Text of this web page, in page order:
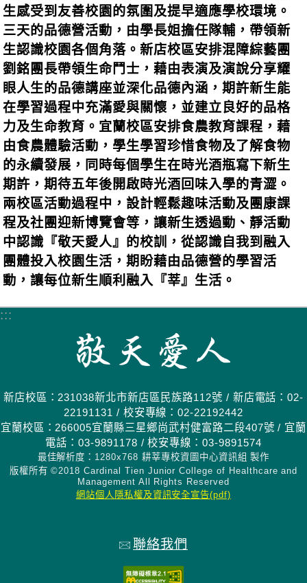
生感受到友善校園的氛圍及提早適應學校環境。
三天的品德營活動，由學長姐擔任隊輔，帶領新
生認識校園各個角落。新店校區安排混障綜藝團
劉銘團長帶領生命鬥士，藉由表演及演說分享耀
眼人生的品德講座並深化品德內涵，期許新生能
在學習過程中充滿愛與關懷，並建立良好的品格
力及生命教育。宜蘭校區安排食農教育課程，藉
由食農體驗活動，學生學習珍惜食物及了解食物
的永續發展，同時每個學生在時光酒瓶寫下新生
期許，期待五年後開啟時光酒回味入學的青澀。
兩校區活動過程中，設計輕鬆趣味活動及團康課
程及社團迎新博覽會等，讓新生透過動、靜活動
中認識『敬天愛人』的校訓，從認識自我到融入
團體投入校園生活，期盼藉由品德營的學習活
動，讓每位新生順利融入『莘』生活。
:::
新店校區：231038新北市新店區民族路112號 / 新店電話：02-
22191131 / 校安專線：02-22192442
宜蘭校區：266005宜蘭縣三星鄉尚武村健富路二段407號 / 宜蘭
電話：03-9891178 / 校安專線：03-9891574
最佳解析度：1280x768 耕莘專校資圖中心資訊組 製作
版權所有 ©2018 Cardinal Tien Junior College of Healthcare and
Management All Rights Reserved
網站個人隱私權及資訊安全宣告(pdf)
聯絡我們